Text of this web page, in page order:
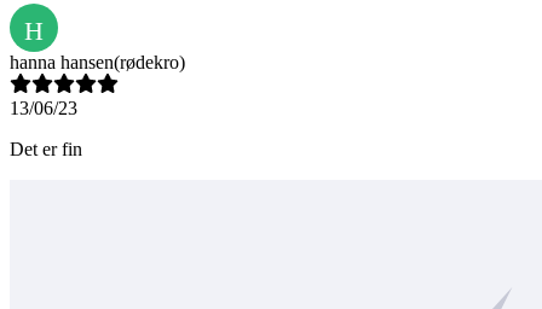
H
hanna hansen(rødekro)
13/06/23
Det er fin